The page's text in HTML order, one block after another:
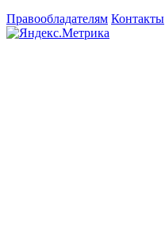
Правообладателям Контакты